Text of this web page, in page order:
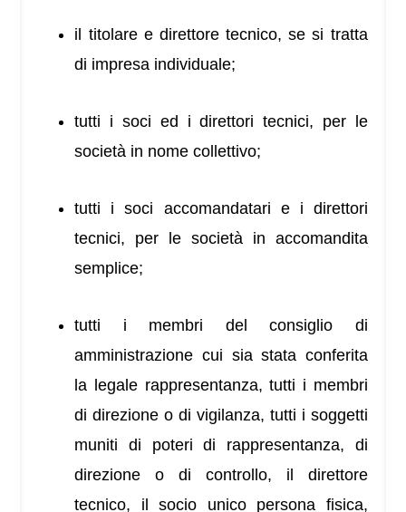
il titolare e direttore tecnico, se si tratta
di impresa individuale;
tutti i soci ed i direttori tecnici, per le
società in nome collettivo;
tutti i soci accomandatari e i direttori
tecnici, per le società in accomandita
semplice;
tutti i membri del consiglio di
amministrazione cui sia stata conferita
la legale rappresentanza, tutti i membri
di direzione o di vigilanza, tutti i soggetti
muniti di poteri di rappresentanza, di
direzione o di controllo, il direttore
tecnico, il socio unico persona fisica,